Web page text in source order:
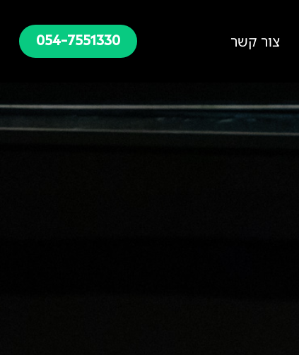
054-7551330 צור קשר